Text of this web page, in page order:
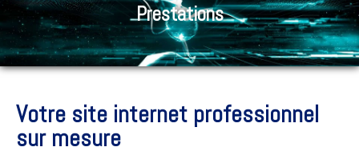
Prestations
Votre site internet professionnel
sur mesure